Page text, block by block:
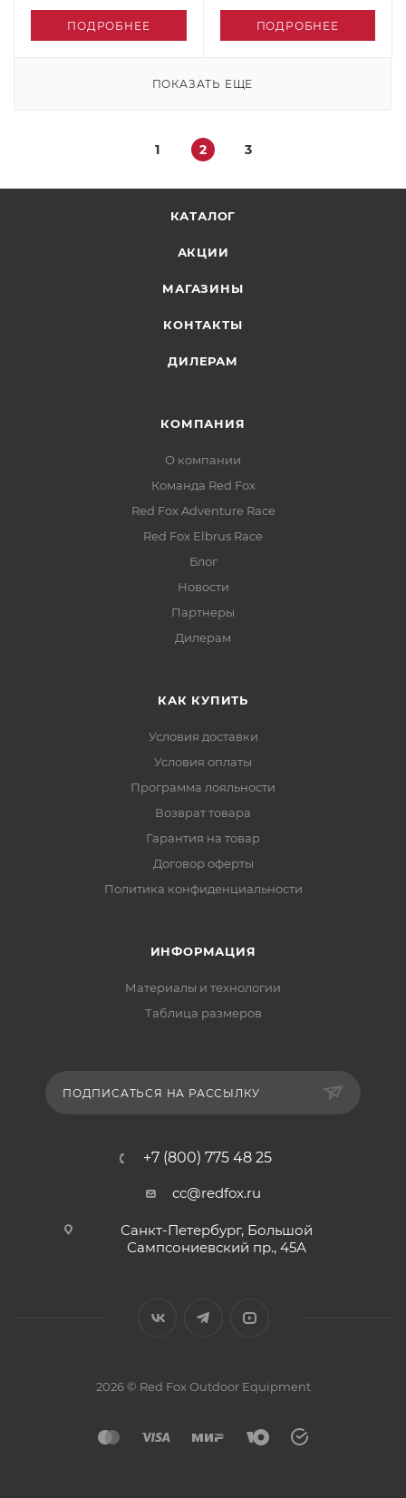
ПОДРОБНЕЕ ПОДРОБНЕЕ
ПОКАЗАТЬ ЕЩЕ
1 2 3
КАТАЛОГ
АКЦИИ
МАГАЗИНЫ
КОНТАКТЫ
ДИЛЕРАМ
КОМПАНИЯ
О компании
Команда Red Fox
Red Fox Adventure Race
Red Fox Elbrus Race
Блог
Новости
Партнеры
Дилерам
КАК КУПИТЬ
Условия доставки
Условия оплаты
Программа лояльности
Возврат товара
Гарантия на товар
Договор оферты
Политика конфиденциальности
ИНФОРМАЦИЯ
Материалы и технологии
Таблица размеров
ПОДПИСАТЬСЯ НА РАССЫЛКУ
+7 (800) 775 48 25
cc@redfox.ru
Санкт-Петербург, Большой
Сампсониевский пр., 45А
2026 © Red Fox Outdoor Equipment